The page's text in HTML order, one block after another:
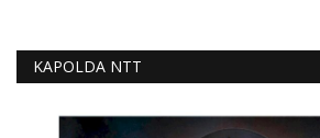
KAPOLDA NTT